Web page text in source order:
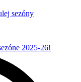
sezóny